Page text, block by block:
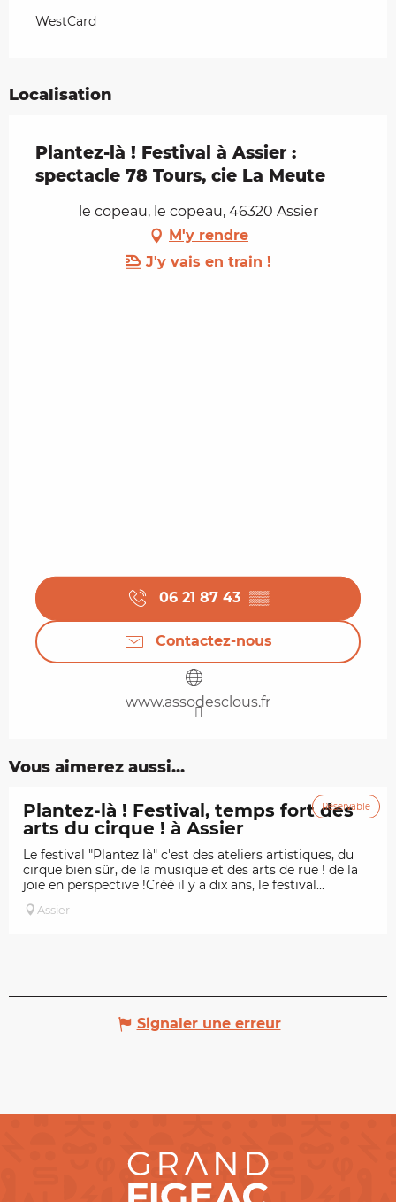
WestCard
Localisation
Plantez-là ! Festival à Assier :
spectacle 78 Tours, cie La Meute
le copeau, le copeau, 46320 Assier
M'y rendre
J'y vais en train !
06 21 87 43 ▒▒
Contactez-nous
www.assodesclous.fr
Vous aimerez aussi...
Plantez-là ! Festival, temps fort des
arts du cirque ! à Assier
Le festival "Plantez là" c'est des ateliers artistiques, du
cirque bien sûr, de la musique et des arts de rue ! de la
joie en perspective !Créé il y a dix ans, le festival...
Assier
Réservable
Signaler une erreur